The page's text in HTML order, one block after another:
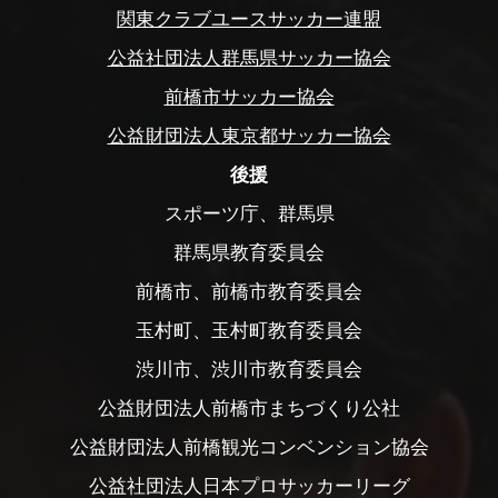
関東クラブユースサッカー連盟
公益社団法人群馬県サッカー協会
前橋市サッカー協会
公益財団法人東京都サッカー協会
後援
スポーツ庁、群馬県
群馬県教育委員会
前橋市、前橋市教育委員会
玉村町、玉村町教育委員会
渋川市、渋川市教育委員会
公益財団法人前橋市まちづくり公社
公益財団法人前橋観光コンベンション協会
公益社団法人日本プロサッカーリーグ